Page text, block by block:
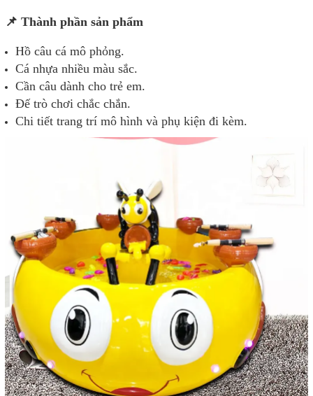
📌 Thành phần sản phẩm
Hồ câu cá mô phỏng.
Cá nhựa nhiều màu sắc.
Cần câu dành cho trẻ em.
Đế trò chơi chắc chắn.
Chi tiết trang trí mô hình và phụ kiện đi kèm.